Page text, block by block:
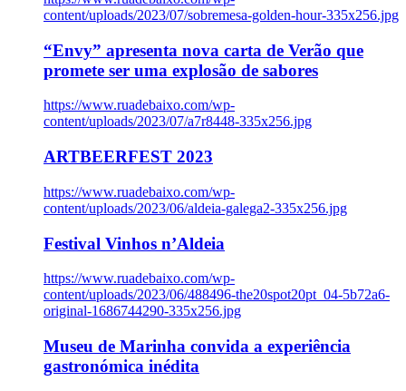
content/uploads/2023/07/sobremesa-golden-hour-335x256.jpg
“Envy” apresenta nova carta de Verão que
promete ser uma explosão de sabores
https://www.ruadebaixo.com/wp-
content/uploads/2023/07/a7r8448-335x256.jpg
ARTBEERFEST 2023
https://www.ruadebaixo.com/wp-
content/uploads/2023/06/aldeia-galega2-335x256.jpg
Festival Vinhos n’Aldeia
https://www.ruadebaixo.com/wp-
content/uploads/2023/06/488496-the20spot20pt_04-5b72a6-
original-1686744290-335x256.jpg
Museu de Marinha convida a experiência
gastronómica inédita